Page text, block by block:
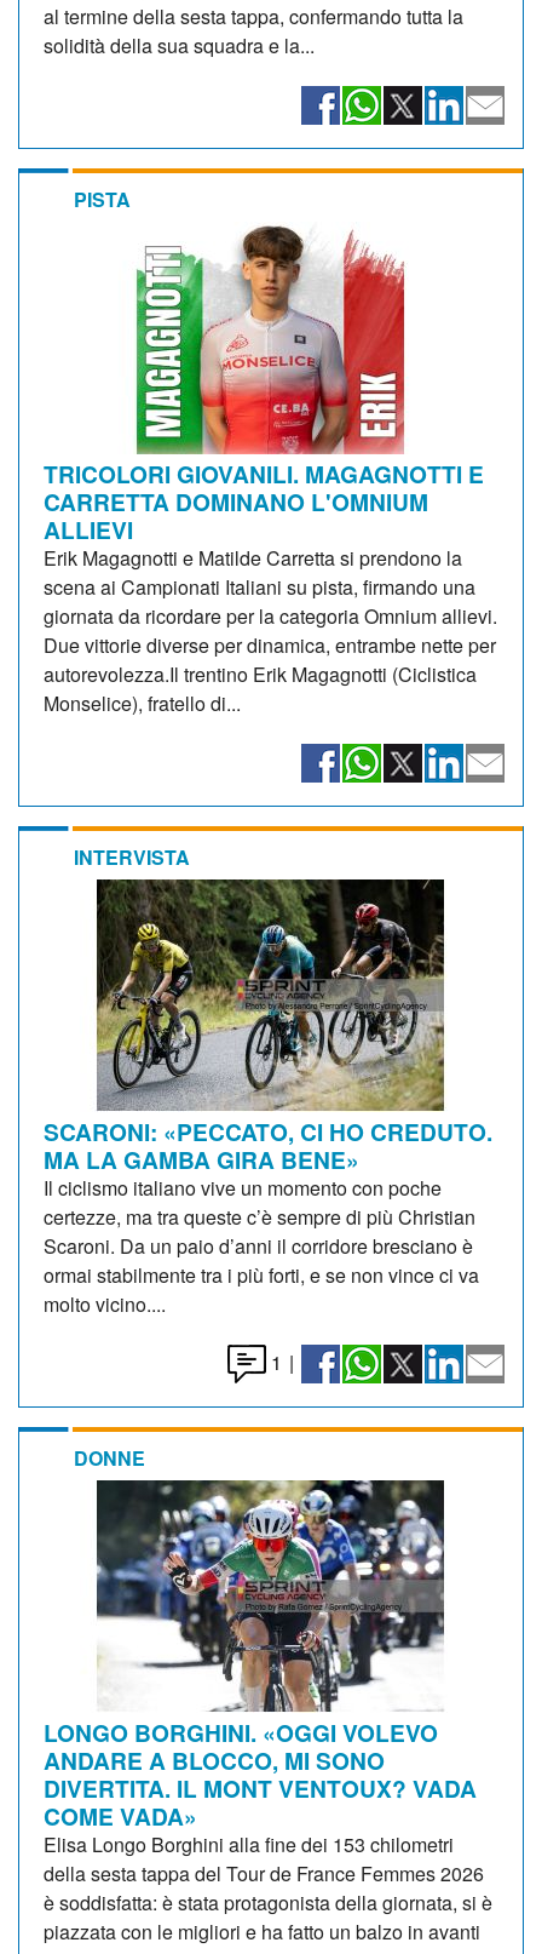
al termine della sesta tappa, confermando tutta la
solidità della sua squadra e la...
PISTA
TRICOLORI GIOVANILI. MAGAGNOTTI E
CARRETTA DOMINANO L'OMNIUM
ALLIEVI
Erik Magagnotti e Matilde Carretta si prendono la
scena ai Campionati Italiani su pista, firmando una
giornata da ricordare per la categoria Omnium allievi.
Due vittorie diverse per dinamica, entrambe nette per
autorevolezza.Il trentino Erik Magagnotti (Ciclistica
Monselice), fratello di...
INTERVISTA
SCARONI: «PECCATO, CI HO CREDUTO.
MA LA GAMBA GIRA BENE»
Il ciclismo italiano vive un momento con poche
certezze, ma tra queste c’è sempre di più Christian
Scaroni. Da un paio d’anni il corridore bresciano è
ormai stabilmente tra i più forti, e se non vince ci va
molto vicino....
1 |
DONNE
LONGO BORGHINI. «OGGI VOLEVO
ANDARE A BLOCCO, MI SONO
DIVERTITA. IL MONT VENTOUX? VADA
COME VADA»
Elisa Longo Borghini alla fine dei 153 chilometri
della sesta tappa del Tour de France Femmes 2026
è soddisfatta: è stata protagonista della giornata, si è
piazzata con le migliori e ha fatto un balzo in avanti